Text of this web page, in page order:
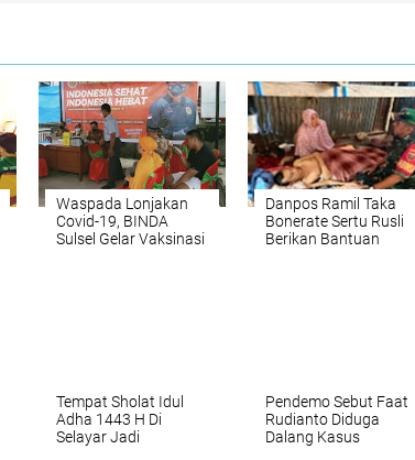
Waspada Lonjakan
Covid-19, BINDA
Sulsel Gelar Vaksinasi
Danpos Ramil Taka
Bonerate Sertu Rusli
Berikan Bantuan
Tempat Sholat Idul
Adha 1443 H Di
Selayar Jadi
Pendemo Sebut Faat
Rudianto Diduga
Dalang Kasus